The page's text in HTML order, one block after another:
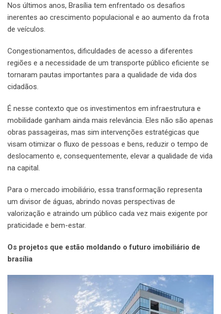
Nos últimos anos, Brasília tem enfrentado os desafios
inerentes ao crescimento populacional e ao aumento da frota
de veículos.
Congestionamentos, dificuldades de acesso a diferentes
regiões e a necessidade de um transporte público eficiente se
tornaram pautas importantes para a qualidade de vida dos
cidadãos.
É nesse contexto que os investimentos em infraestrutura e
mobilidade ganham ainda mais relevância. Eles não são apenas
obras passageiras, mas sim intervenções estratégicas que
visam otimizar o fluxo de pessoas e bens, reduzir o tempo de
deslocamento e, consequentemente, elevar a qualidade de vida
na capital.
Para o mercado imobiliário, essa transformação representa
um divisor de águas, abrindo novas perspectivas de
valorização e atraindo um público cada vez mais exigente por
praticidade e bem-estar.
Os projetos que estão moldando o futuro imobiliário de
brasília